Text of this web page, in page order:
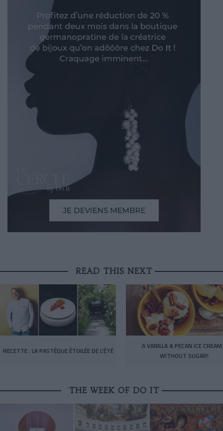
READ THIS NEXT
RECETTE : LA PASTÈQUE ÉTOILÉE DE L’ÉTÉ
A VANILLA & PECAN ICE
WITHOUT SUGAR!
THE WEEK OF DO IT